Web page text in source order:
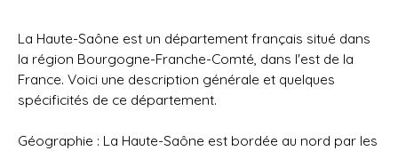
La Haute-Saône est un département français situé dans
la région Bourgogne-Franche-Comté, dans l'est de la
France. Voici une description générale et quelques
spécificités de ce département.
Géographie : La Haute-Saône est bordée au nord par les